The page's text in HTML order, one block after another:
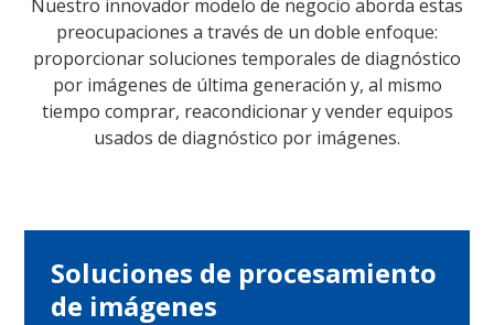
Nuestro innovador modelo de negocio aborda estas
preocupaciones a través de un doble enfoque:
proporcionar soluciones temporales de diagnóstico
por imágenes de última generación y, al mismo
tiempo comprar, reacondicionar y vender equipos
usados de diagnóstico por imágenes.
Soluciones de procesamiento
de imágenes